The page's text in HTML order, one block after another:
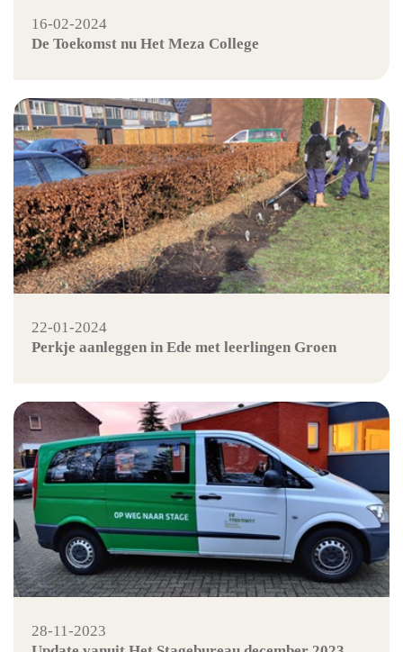
16-02-2024
De Toekomst nu Het Meza College
22-01-2024
Perkje aanleggen in Ede met leerlingen Groen
28-11-2023